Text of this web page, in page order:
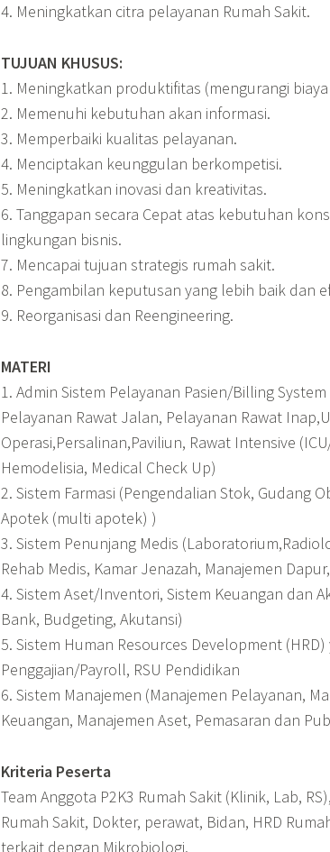
4. Meningkatkan citra pelayanan Rumah Sakit.
TUJUAN KHUSUS:
1. Meningkatkan produktifitas (mengurangi
2. Memenuhi kebutuhan akan informasi.
3. Memperbaiki kualitas pelayanan.
4. Menciptakan keunggulan berkompetisi.
5. Meningkatkan inovasi dan kreativitas.
6. Tanggapan secara Cepat atas kebutuhan
lingkungan bisnis.
7. Mencapai tujuan strategis rumah sakit.
8. Pengambilan keputusan yang lebih baik dan
9. Reorganisasi dan Reengineering.
MATERI
1. Admin Sistem Pelayanan Pasien/Billing
Pelayanan Rawat Jalan, Pelayanan Rawat
Operasi,Persalinan,Paviliun, Rawat Intensive
Hemodelisia, Medical Check Up)
2. Sistem Farmasi (Pengendalian Stok, Gudang
Apotek (multi apotek) )
3. Sistem Penunjang Medis
Rehab Medis, Kamar Jenazah, Manajemen
4. Sistem Aset/Inventori, Sistem Keuangan dan
Bank, Budgeting, Akutansi)
5. Sistem Human Resources Development
Penggajian/Payroll, RSU Pendidikan
6. Sistem Manajemen (Manajemen Pelayanan,
Keuangan, Manajemen Aset, Pemasaran dan
Kriteria Peserta
Team Anggota P2K3 Rumah Sakit (Klinik, Lab,
Rumah Sakit, Dokter, perawat, Bidan, HRD
terkait dengan Mikrobiologi.